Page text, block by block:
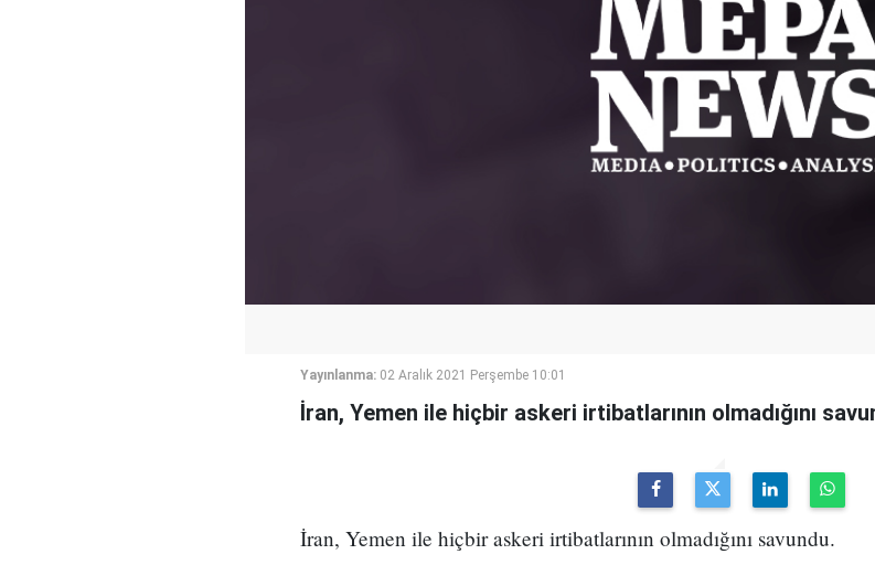
Yayınlanma: 02 Aralık 2021 Perşembe 10:01
İran, Yemen ile hiçbir askeri irtibatlarının olmadığını
İran, Yemen ile hiçbir askeri irtibatlarının olmadığını savundu.